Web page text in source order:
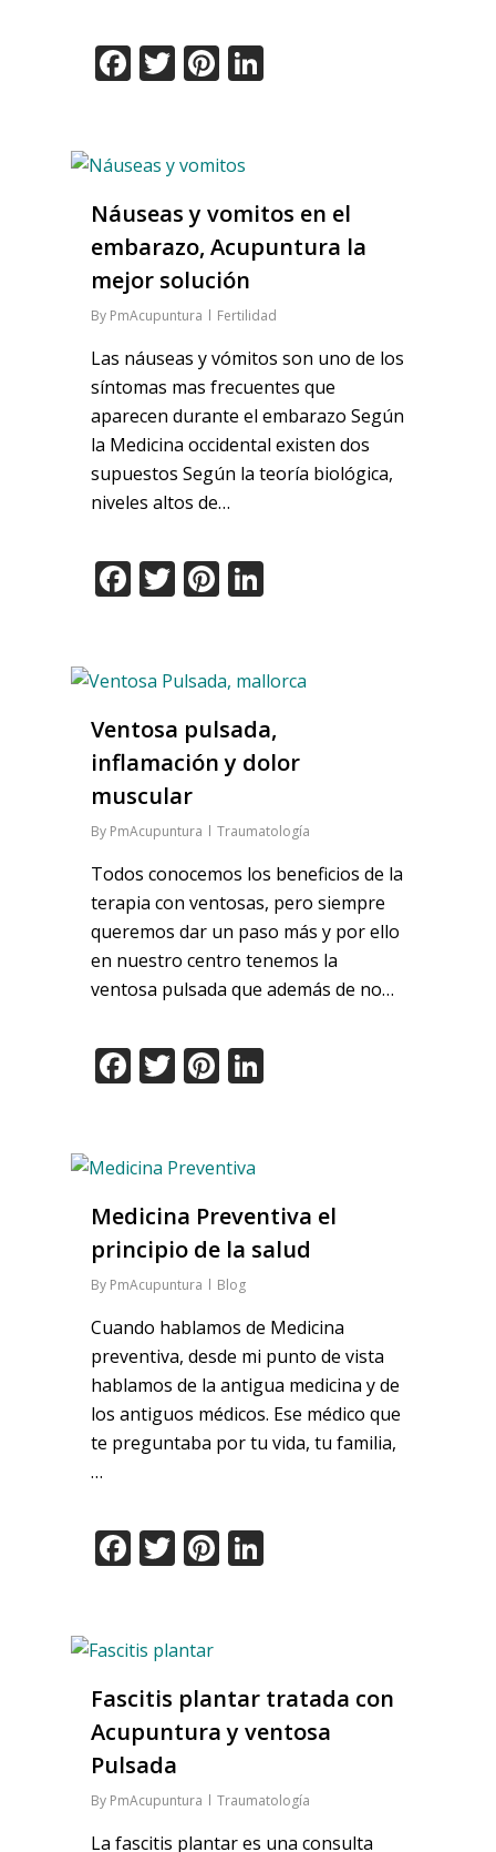
Facebook
TwitterPinterest
Náuseas y vomitos en el
embarazo, Acupuntura la
mejor solución
By PmAcupuntura Fertilidad
Las náuseas y vómitos son uno de los
síntomas mas frecuentes que
aparecen durante el embarazo Según
la Medicina occidental existen dos
supuestos Según la teoría biológica,
niveles altos de…
Facebook
TwitterPinterest
Ventosa pulsada,
inflamación y dolor
muscular
By PmAcupuntura Traumatología
Todos conocemos los beneficios de la
terapia con ventosas, pero siempre
queremos dar un paso más y por ello
en nuestro centro tenemos la
ventosa pulsada que además de no…
Facebook
TwitterPinterest
Medicina Preventiva el
principio de la salud
By PmAcupuntura Blog
Cuando hablamos de Medicina
preventiva, desde mi punto de vista
hablamos de la antigua medicina y de
los antiguos médicos. Ese médico que
te preguntaba por tu vida, tu familia,
…
Facebook
TwitterPinterest
Fascitis plantar tratada con
Acupuntura y ventosa
Pulsada
By PmAcupuntura Traumatología
La fascitis plantar es una consulta